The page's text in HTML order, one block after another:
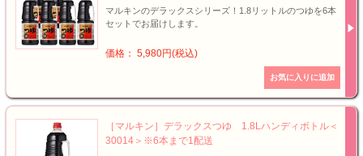
マルキンのデラックスシリーズ！1.8リットルのつゆを6本
セットでお届けします。
価格： 5,980円(税込)
［マルキン］デラックスつゆ 1.8Lハンディボトル＜
30014＞※6本まで1配送